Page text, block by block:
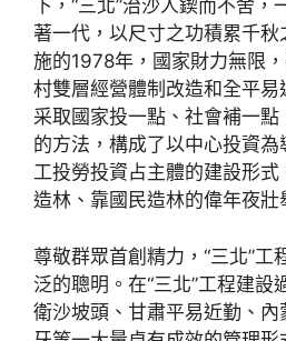
下，“三北”治沙人鍥而不舍，
著一代，以尺寸之功積累千
施的1978年，國家財力無限
村雙層經營體制改造和全平易
采取國家投一點、社會補一
的方法，構成了以中心投資為
工投勞投資占主體的建設形式
造林、靠國民造林的偉年夜壯
尊敬群眾首創精力，“三北”工
泛的聰明。在“三北”工程建設
衛沙坡頭、甘肅平易近勤、